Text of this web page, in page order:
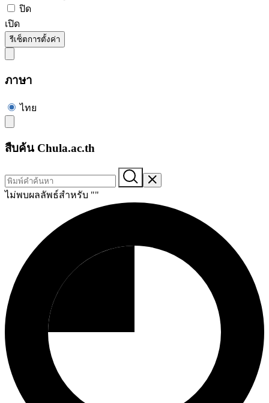
ปิด
เปิด
รีเซ็ตการตั้งค่า
ภาษา
ไทย
สืบค้น Chula.ac.th
ไม่พบผลลัพธ์สำหรับ ""